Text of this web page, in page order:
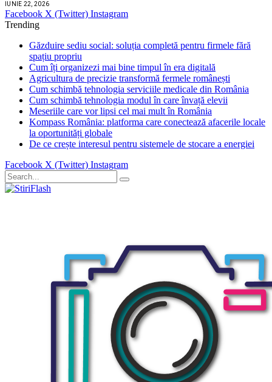
IUNIE 22, 2026
Facebook X (Twitter) Instagram
Trending
Găzduire sediu social: soluția completă pentru firmele fără
spațiu propriu
Cum îți organizezi mai bine timpul în era digitală
Agricultura de precizie transformă fermele românești
Cum schimbă tehnologia serviciile medicale din România
Cum schimbă tehnologia modul în care învață elevii
Meseriile care vor lipsi cel mai mult în România
Kompass România: platforma care conectează afacerile locale
la oportunități globale
De ce crește interesul pentru sistemele de stocare a energiei
Facebook X (Twitter) Instagram